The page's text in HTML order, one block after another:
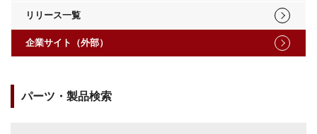
リリース一覧
企業サイト（外部）
パーツ・製品検索